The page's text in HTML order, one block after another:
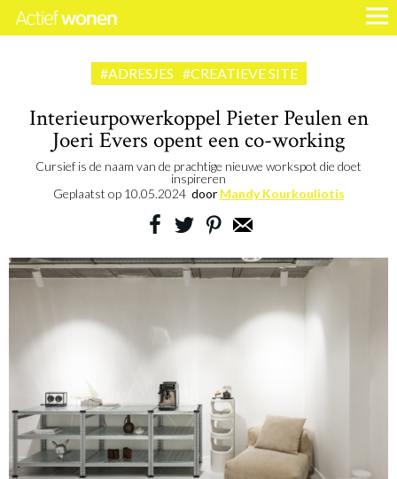
#ADRESJES #CREATIEVE SITE
Interieurpowerkoppel Pieter Peulen en
Joeri Evers opent een co-working
Cursief is de naam van de prachtige nieuwe workspot die doet
inspireren
Geplaatst op 10.05.2024 door Mandy Kourkouliotis